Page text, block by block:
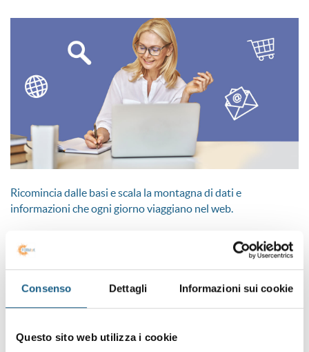
Consenso Dettagli Informazioni sui cookie
Questo sito web utilizza i cookie
Ricomincia dalle basi e scala la montagna di dati e
informazioni che ogni giorno viaggiano nel web.
Scopri i corsi in base al tuo livello di partenza e le tue
ambizioni di apprendimento: troverai strumenti e
piattaforme sempre più avanzate.
Puoi iscriverti a tutti i corsi che desideri.